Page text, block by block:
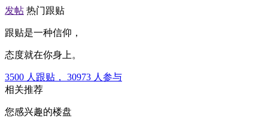
发帖 热门跟贴
跟贴是一种信仰，
态度就在你身上。
3500 人跟贴， 30973 人参与
相关推荐
您感兴趣的楼盘